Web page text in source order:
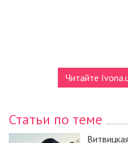
Читайте
Статьи по теме